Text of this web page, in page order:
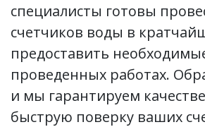
специалисты готовы
счетчиков воды в
предоставить
проведенных работах.
и мы гарантируем
быструю поверку ваших